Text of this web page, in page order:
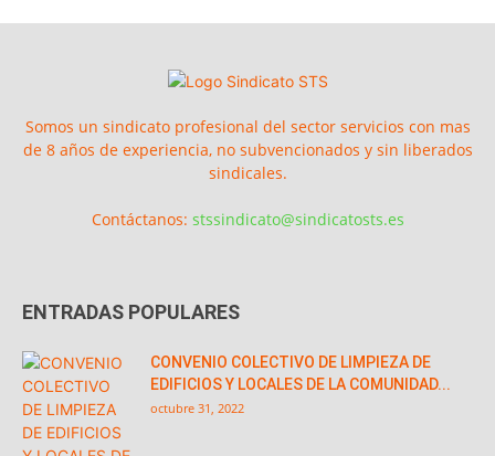
Somos un sindicato profesional del sector servicios con mas
de 8 años de experiencia, no subvencionados y sin liberados
sindicales.
Contáctanos: stssindicato@sindicatosts.es
ENTRADAS POPULARES
CONVENIO COLECTIVO DE LIMPIEZA DE
EDIFICIOS Y LOCALES DE LA COMUNIDAD...
octubre 31, 2022